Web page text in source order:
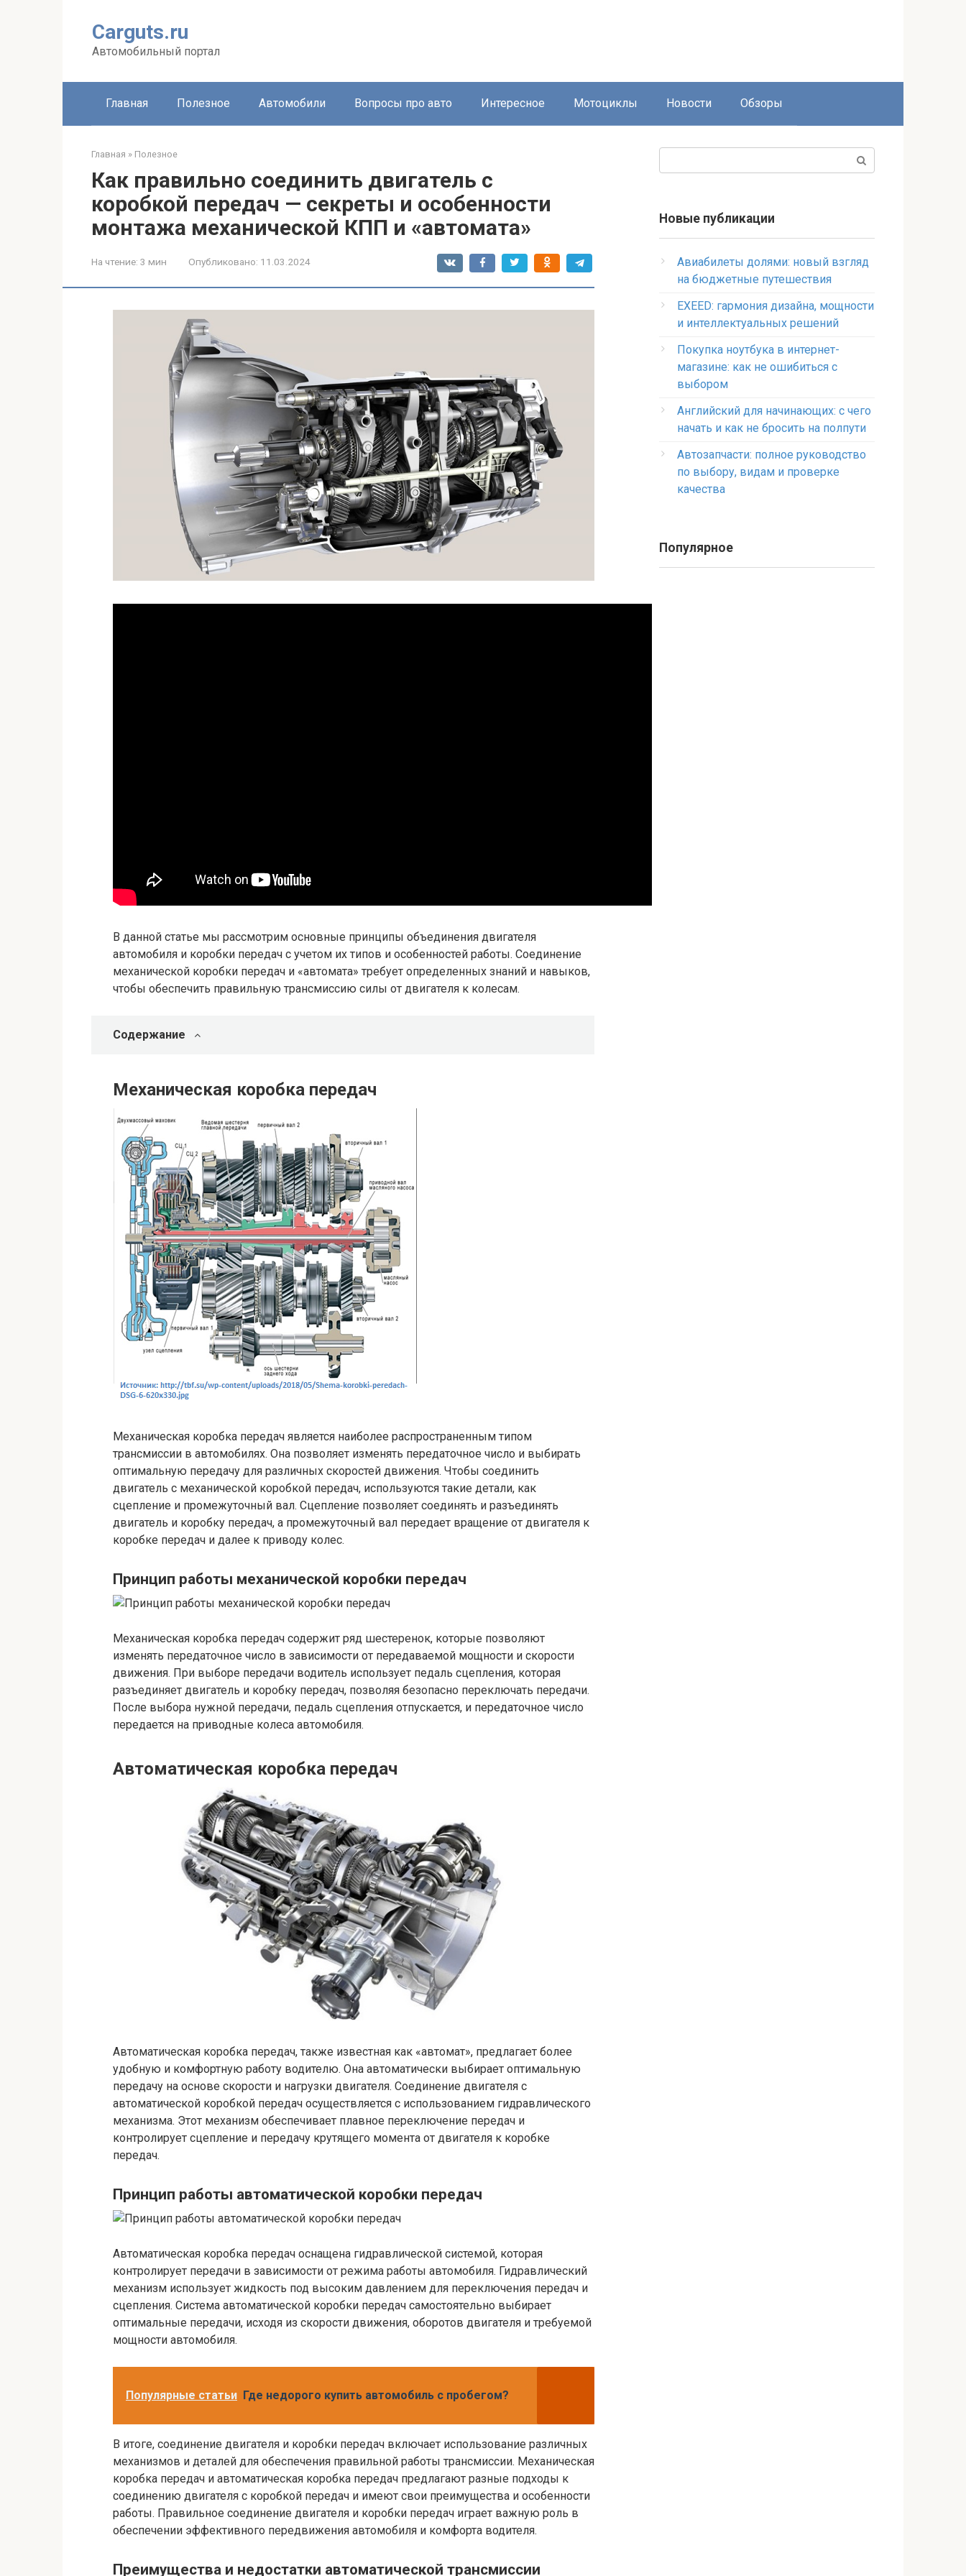
Carguts.ru
Автомобильный портал
Главная Полезное Автомобили Вопросы про авто Интересное Мотоциклы Новости Обзоры
Главная » Полезное
Как правильно соединить двигатель с
коробкой передач — секреты и особенности
монтажа механической КПП и «автомата»
На чтение: 3 мин Опубликовано: 11.03.2024
В данной статье мы рассмотрим основные принципы объединения двигателя
автомобиля и коробки передач с учетом их типов и особенностей работы. Соединение
механической коробки передач и «автомата» требует определенных знаний и навыков,
чтобы обеспечить правильную трансмиссию силы от двигателя к колесам.
Содержание
Механическая коробка передач
Механическая коробка передач является наиболее распространенным типом
трансмиссии в автомобилях. Она позволяет изменять передаточное число и выбирать
оптимальную передачу для различных скоростей движения. Чтобы соединить
двигатель с механической коробкой передач, используются такие детали, как
сцепление и промежуточный вал. Сцепление позволяет соединять и разъединять
двигатель и коробку передач, а промежуточный вал передает вращение от двигателя к
коробке передач и далее к приводу колес.
Принцип работы механической коробки передач
Механическая коробка передач содержит ряд шестеренок, которые позволяют
изменять передаточное число в зависимости от передаваемой мощности и скорости
движения. При выборе передачи водитель использует педаль сцепления, которая
разъединяет двигатель и коробку передач, позволяя безопасно переключать передачи.
После выбора нужной передачи, педаль сцепления отпускается, и передаточное число
передается на приводные колеса автомобиля.
Автоматическая коробка передач
Автоматическая коробка передач, также известная как «автомат», предлагает более
удобную и комфортную работу водителю. Она автоматически выбирает оптимальную
передачу на основе скорости и нагрузки двигателя. Соединение двигателя с
автоматической коробкой передач осуществляется с использованием гидравлического
механизма. Этот механизм обеспечивает плавное переключение передач и
контролирует сцепление и передачу крутящего момента от двигателя к коробке
передач.
Принцип работы автоматической коробки передач
Автоматическая коробка передач оснащена гидравлической системой, которая
контролирует передачи в зависимости от режима работы автомобиля. Гидравлический
механизм использует жидкость под высоким давлением для переключения передач и
сцепления. Система автоматической коробки передач самостоятельно выбирает
оптимальные передачи, исходя из скорости движения, оборотов двигателя и требуемой
мощности автомобиля.
Популярные статьи Где недорого купить автомобиль с пробегом?
В итоге, соединение двигателя и коробки передач включает использование различных
механизмов и деталей для обеспечения правильной работы трансмиссии. Механическая
коробка передач и автоматическая коробка передач предлагают разные подходы к
соединению двигателя с коробкой передач и имеют свои преимущества и особенности
работы. Правильное соединение двигателя и коробки передач играет важную роль в
обеспечении эффективного передвижения автомобиля и комфорта водителя.
Преимущества и недостатки автоматической трансмиссии
Новые публикации
Авиабилеты долями: новый взгляд
на бюджетные путешествия
EXEED: гармония дизайна, мощности
и интеллектуальных решений
Покупка ноутбука в интернет-
магазине: как не ошибиться с
выбором
Английский для начинающих: с чего
начать и как не бросить на полпути
Автозапчасти: полное руководство
по выбору, видам и проверке
качества
Популярное